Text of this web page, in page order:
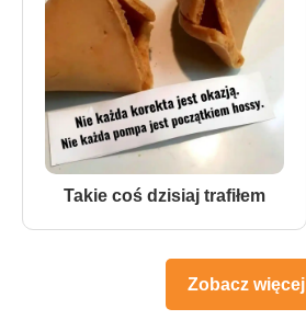
Takie coś dzisiaj trafiłem
Zobacz więcej